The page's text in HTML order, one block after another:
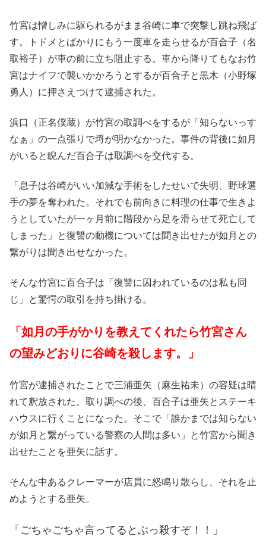
竹宮は憎しみに駆られるがまま谷崎に車で突撃し跳ね飛ば
す。トドメとばかりにもう一度車を走らせるが百合子（名
取裕子）が車の前に立ち阻止する。車から降りてもなお竹
宮はナイフで襲いかかろうとするが百合子と黒木（小野塚
勇人）に押さえつけて逮捕された。
浜口（正名僕蔵）が竹宮の取調べをするが「知らないっす
なぁ」の一点張りで埒が明かなかった。事件の背後に如月
がいると睨んだ百合子は取調べを交代する。
「息子は谷崎がいい加減な手術をしたせいで失明、野球選
手の夢を奪われた。それでも前向きに料理の仕事で生きよ
うとしていたが一ヶ月前に階段から足を滑らせて死亡して
しまった」と復讐の動機については聞き出せたが如月との
繋がりは聞き出せなかった。
そんな竹宮に百合子は「復讐に囚われているのは私も同
じ」と驚愕の取引を持ち掛ける。
「如月の手がかりを教えてくれたら竹宮さん
の望みどおりに谷崎を殺します。」
竹宮が逮捕されたことで三浦亜矢（麻生祐未）の容疑は晴
れて釈放された。取り調べの後、百合子は亜矢とステーキ
ハウスに行くことになった。そこで「誰かまでは知らない
が如月と繋がっている警察の人間は多い」と竹宮から聞き
出せたことを亜矢に話す。
そんな中あるクレーマーが店員に怒鳴り散らし、それを止
めようとする亜矢。
「ごちゃごちゃ言ってるとぶっ殺すぞ！！」